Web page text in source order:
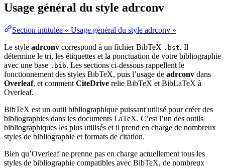
Usage général du style adrconv
Section intitulée « Usage général du style adrconv »
Le style adrconv correspond à un fichier BibTeX .bst. Il
détermine le tri, les étiquettes et la ponctuation de votre bibliographie
avec une base .bib. Les sections ci-dessous rappellent le
fonctionnement des styles BibTeX, puis l’usage de adrconv dans
Overleaf, et comment CiteDrive relie BibTeX et BibLaTeX à
Overleaf.
BibTeX est un outil bibliographique puissant utilisé pour créer des
bibliographies dans les documents LaTeX. C’est l’un des outils
bibliographiques les plus utilisés et il prend en charge de nombreux
styles de bibliographie et formats de citation.
Bien qu’Overleaf ne prenne pas en charge actuellement tous les
styles de bibliographie compatibles avec BibTeX, de nombreux